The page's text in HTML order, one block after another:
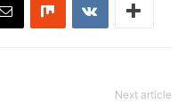
Next article